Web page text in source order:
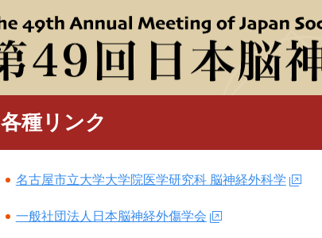
各種リンク
名古屋市立大学大学院医学研究科 脳神経外科学
一般社団法人日本脳神経外傷学会